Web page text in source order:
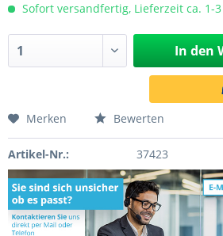
Sofort versandfertig, Lieferzeit ca. 1-
In den
Merken Bewerten
Artikel-Nr.: 37423